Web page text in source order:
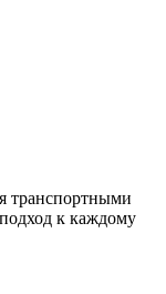
транспортными
к каждому